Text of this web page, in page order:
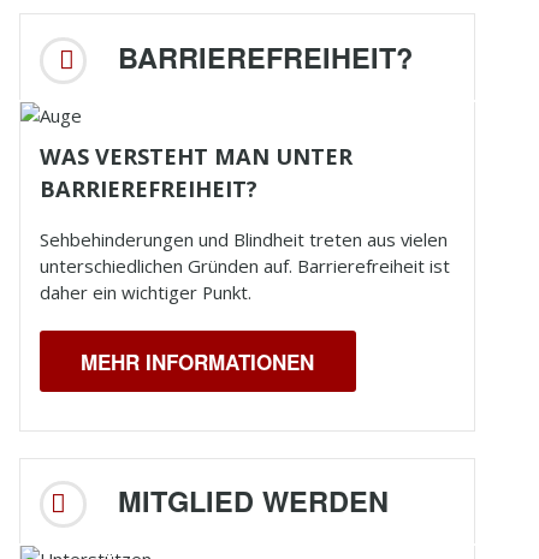
BARRIEREFREIHEIT?
WAS VERSTEHT MAN UNTER
BARRIEREFREIHEIT?
Sehbehinderungen und Blindheittreten aus vielen
unterschiedlichen Gründen auf. Barrierefreiheit ist
daher ein wichtiger Punkt.
MEHR INFORMATIONEN
MITGLIED WERDEN